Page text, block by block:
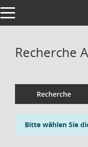
Toggle navigation
Recherche
Recherche
Bitte wählen Sie